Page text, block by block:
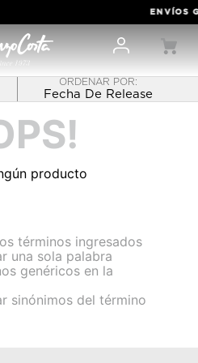
ENVÍOS
Fecha De Release
producto
términos ingresados
una sola palabra
genéricos en la
sinónimos del término